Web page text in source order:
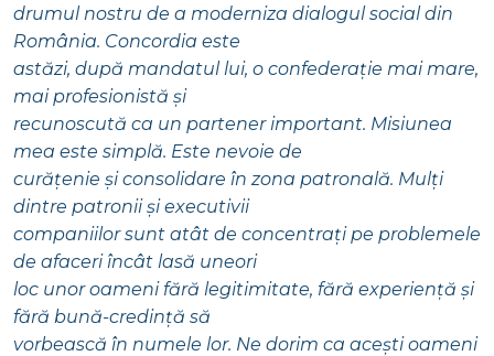
drumul nostru de a moderniza dialogul social din
România. Concordia este
astăzi, după mandatul lui, o confederație mai mare,
mai profesionistă și
recunoscută ca un partener important. Misiunea
mea este simplă. Este nevoie de
curățenie și consolidare în zona patronală. Mulți
dintre patronii și executivii
companiilor sunt atât de concentrați pe problemele
de afaceri încât lasă uneori
loc unor oameni fără legitimitate, fără experiență și
fără bună-credință să
vorbească în numele lor. Ne dorim ca acești oameni